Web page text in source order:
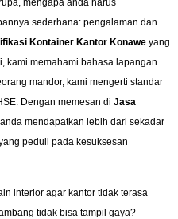
sederhana: pengalaman dan
Kontainer Kantor Konawe yang
kami memahami bahasa lapangan.
mandor, kami mengerti standar
Dengan memesan di Jasa
, anda mendapatkan lebih dari sekadar
peduli pada kesuksesan
interior agar kantor tidak terasa
tidak bisa tampil gaya?